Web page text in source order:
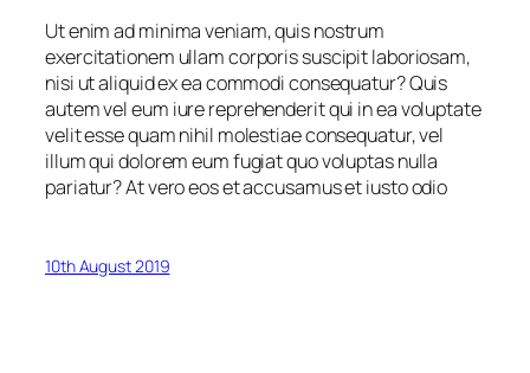
Ut enim ad minima veniam, quis nostrum
exercitationem ullam corporis suscipit laboriosam,
nisi ut aliquid ex ea commodi consequatur? Quis
autem vel eum iure reprehenderit qui in ea voluptate
velit esse quam nihil molestiae consequatur, vel
illum qui dolorem eum fugiat quo voluptas nulla
pariatur? At vero eos et accusamus et iusto odio
10th August 2019